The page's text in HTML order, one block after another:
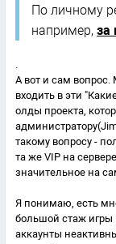
По личному
например, за
.
А вот и сам
входить в эти
олды проекта,
такому вопросу -
та же VIP на
значительное на
Я понимаю, есть
большой стаж игры
аккаунты